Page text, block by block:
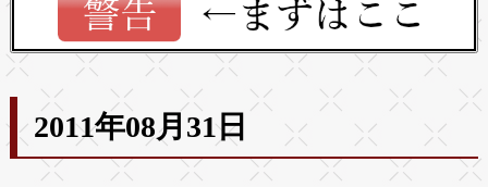
2011年08月31日